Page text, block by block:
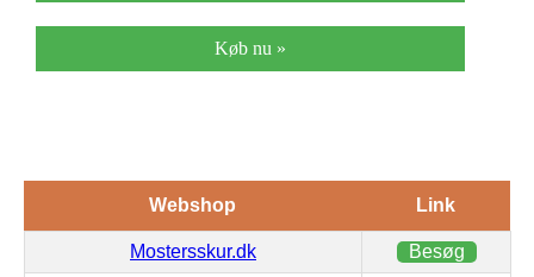
Køb nu »
Webshop Link
Mostersskur.dk Besøg